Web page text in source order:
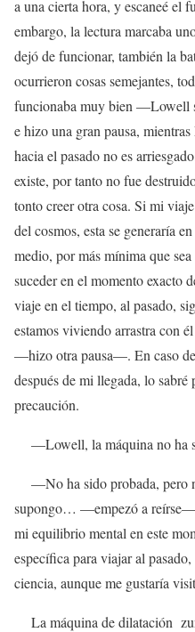
a una cierta hora, y escaneé
embargo, la lectura marcaba
dejó de funcionar, también la
ocurrieron cosas semejantes,
funcionaba muy bien —Lowell
e hizo una gran pausa,
hacia el pasado no es
existe, por tanto no fue
tonto creer otra cosa. Si mi
del cosmos, esta se generaría
medio, por más mínima que
suceder en el momento exacto
viaje en el tiempo, al pasado,
estamos viviendo arrastra con
—hizo otra pausa—. En caso
después de mi llegada, lo
precaución.
—Lowell, la máquina no ha
—No ha sido probada, pero
supongo… —empezó a
mi equilibrio mental en este
específica para viajar al
ciencia, aunque me gustaría
La máquina de dilatación